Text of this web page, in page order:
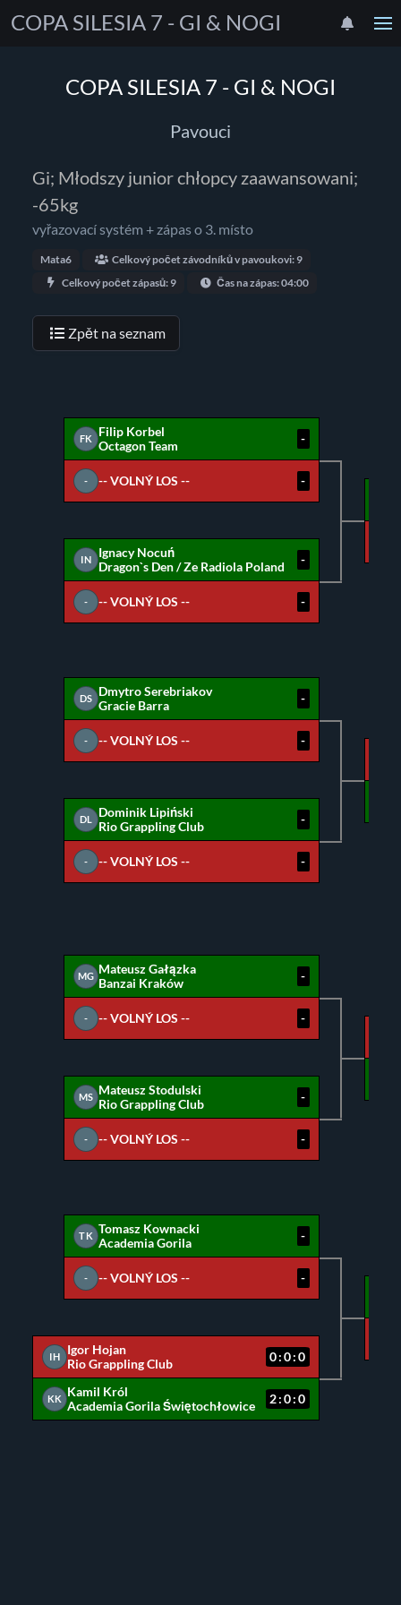
COPA SILESIA 7 - GI & NOGI
COPA SILESIA 7 - GI & NOGI
Pavouci
Gi; Młodszy junior chłopcy zaawansowani;
-65kg
vyřazovací systém + zápas o 3. místo
Mata6
Celkový počet závodníků v pavoukovi: 9
Celkový počet zápasů: 9
Čas na zápas: 04:00
Zpět na seznam
FK
Filip Korbel
Octagon Team
-
- -- VOLNÝ LOS -- -
IN
Ignacy Nocuń
Dragon`s Den / Ze Radiola Poland
-
- -- VOLNÝ LOS -- -
DS
Dmytro Serebriakov
Gracie Barra
-
- -- VOLNÝ LOS -- -
DL
Dominik Lipiński
Rio Grappling Club
-
- -- VOLNÝ LOS -- -
MG Mateusz Gałązka
Banzai Kraków
-
- -- VOLNÝ LOS -- -
MS Mateusz Stodulski
Rio Grappling Club
-
- -- VOLNÝ LOS -- -
TK Tomasz Kownacki
Academia Gorila
-
- -- VOLNÝ LOS -- -
IH
Igor Hojan
Rio Grappling Club
0:0:0
KK
Kamil Król
Academia Gorila Świętochłowice
2:0:0